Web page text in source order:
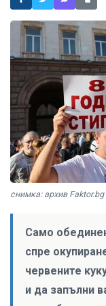
снимка: архив Faktor.bg
Само
спре
червените
и да запълни